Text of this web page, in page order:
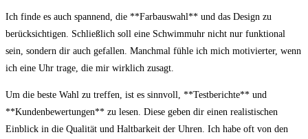
Ich ⁤finde es auch spannend, die **Farbauswahl** ​und das Design​ zu
berücksichtigen. ‌Schließlich soll⁣ eine Schwimmuhr nicht ⁢nur funktional‌
sein, sondern dir‍ auch gefallen. Manchmal fühle ich mich motivierter,⁣ wenn
ich eine⁣ Uhr trage, die mir wirklich zusagt.
Um die beste ⁢Wahl zu treffen, ist es sinnvoll, ​**Testberichte** und
**Kundenbewertungen** zu lesen. Diese geben dir einen realistischen
Einblick​ in die Qualität und Haltbarkeit der ‌Uhren. Ich ​habe⁣ oft‍ von den